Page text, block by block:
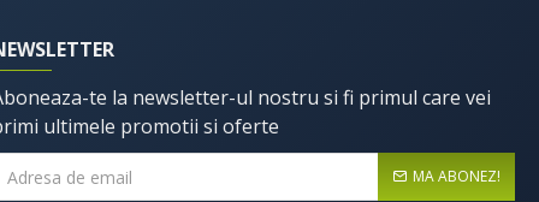
te la newsletter-ul nostru si fi primul care vei
ultimele promotii si oferte
MA ABONEZ!